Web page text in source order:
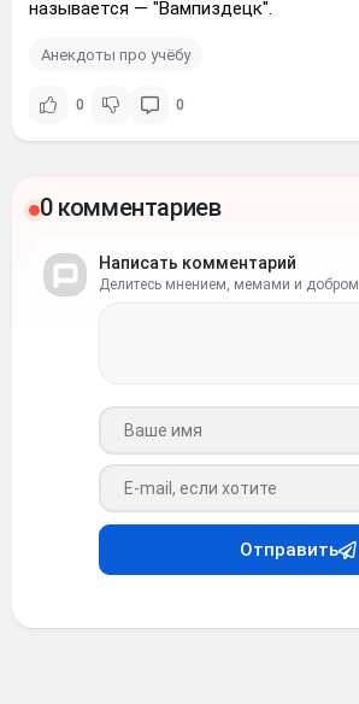
называется — "Вампиздецк".
Анекдоты про учёбу
0 0
0 комментариев
Написать комментарий
Делитесь мнением, мемами и добром
Ваше имя
Ваш e-mail
Отправить